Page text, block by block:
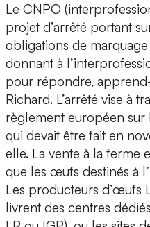
Le CNPO
projet d’arrêté portant
obligations de
donnant à
pour répondre,
Richard. L’arrêté vise à
règlement européen
qui devait être fait en
elle. La vente à la ferme
que les œufs destinés à
Les producteurs d’œufs
livrent des centres